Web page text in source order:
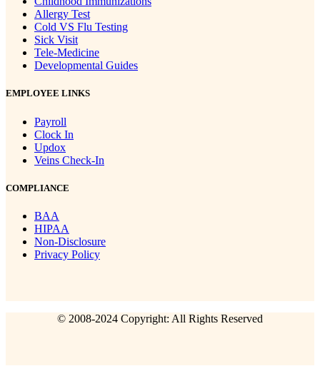
Allergy Test
Cold VS Flu Testing
Sick Visit
Tele-Medicine
Developmental Guides
EMPLOYEE LINKS
Payroll
Clock In
Updox
Veins Check-In
COMPLIANCE
BAA
HIPAA
Non-Disclosure
Privacy Policy
© 2008-2024 Copyright: All Rights Reserved